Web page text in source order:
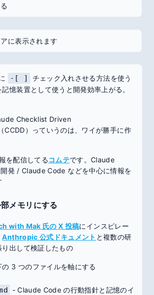
に表示されます
-[ ]
チェック入れさせる方法を使う
憶装置として使うと開発効率上がる。
Checklist Driven
CCDD）っていうのは、ワイが勝手に作
を配信してるコムテです。Claude
発 / Claude Code などを中心に情報を
メモリにする
with Mak 氏の X 投稿にインスピレー
Anthropic 公式ドキュメント と複数の研
り出して検証したもの
3 つのファイルを軸にする
- Claude Code の行動指針と記憶のイ